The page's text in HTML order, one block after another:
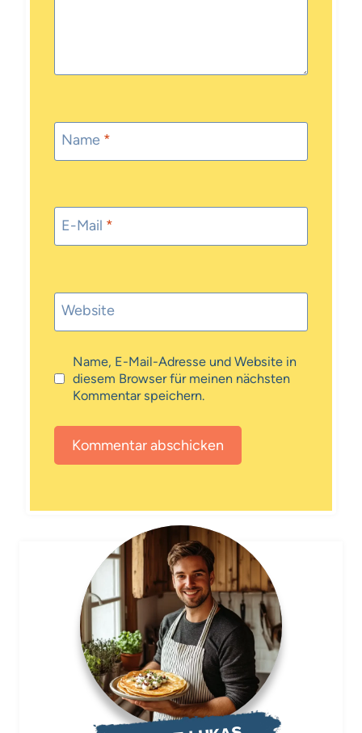
Name *
E-Mail *
Website
Name, E-Mail-Adresse und Website in
diesem Browser für meinen nächsten
Kommentar speichern.